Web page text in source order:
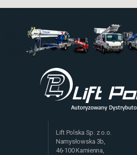
Lift Polska Sp. z o.o.
Namysłowska 3b,
46-100 Kamienna,